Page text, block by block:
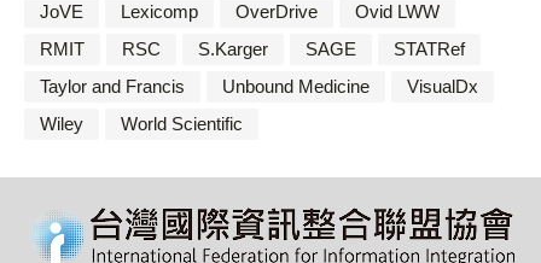
JoVE
Lexicomp OverDrive
Ovid LWW
RMIT
RSC S.Karger SAGE
STATRef
Taylor and Francis
Unbound Medicine
VisualDx
Wiley
World Scientific